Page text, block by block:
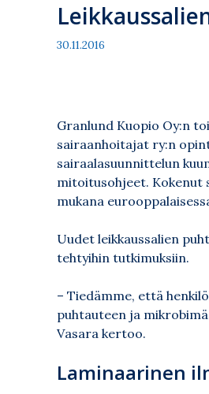
30.11.2016
Granlund Kuopio Oy:n
sairaanhoitajat ry:n
sairaalasuunnittelun
mitoitusohjeet. Kokenut
mukana
Uudet leikkaussalien
tehtyihin tutkimuksiin.
– Tiedämme, että
puhtauteen ja
Vasara kertoo.
Laminaarinen